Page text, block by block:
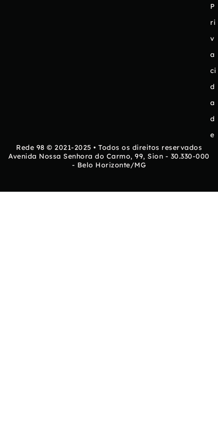
P
ri
v
a
ci
d
a
d
e
Rede 98 © 2021-2025 • Todos os direitos reservados
Avenida Nossa Senhora do Carmo, 99, Sion - 30.330-000
- Belo Horizonte/MG